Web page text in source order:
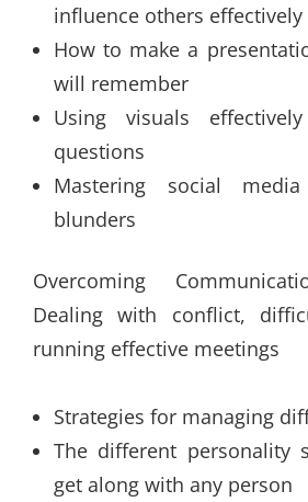
influence others effectively
How to make a
will remember
Using visuals
questions
Mastering social
blunders
Overcoming
Dealing with conflict,
running effective meetings
Strategies for managing
The different personality
get along with any person